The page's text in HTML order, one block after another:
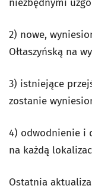
niezbędnymi
2) nowe,
Ołtaszyńską na
3) istniejące
zostanie
4) odwodnienie i
na każdą
Ostatnia